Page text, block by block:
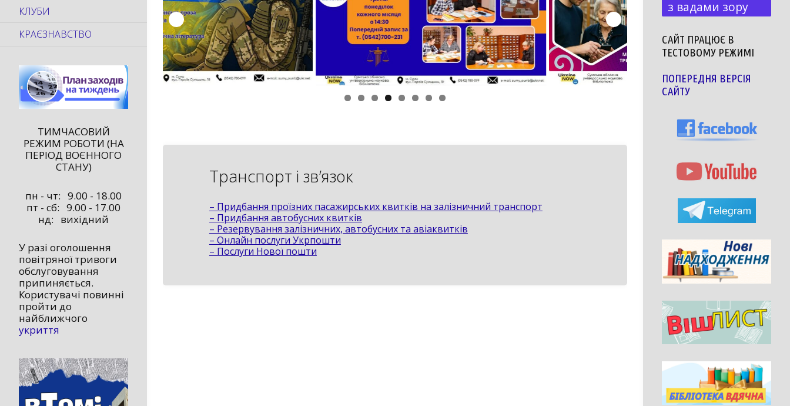
Транспорт і зв’язок
– Придбання проїзних пасажирських квитків на залізничний транспорт
– Придбання автобусних квитків
– Резервування залізничних, автобусних та авіаквитків
– Онлайн послуги Укрпошти
– Послуги Нової пошти
КЛУБИ
КРАЄЗНАВСТВО
ТИМЧАСОВИЙ
РЕЖИМ РОБОТИ (НА
ПЕРІОД ВОЄННОГО
СТАНУ)
пн - чт: 9.00 - 18.00
пт - сб: 9.00 - 17.00
нд: вихідний
У разі оголошення
повітряної тривоги
обслуговування
припиняється.
Користувачі повинні
пройти до
найближчого
укриття
з вадами зору
САЙТ ПРАЦЮЄ В
ТЕСТОВОМУ РЕЖИМІ
ПОПЕРЕДНЯ ВЕРСІЯ
САЙТУ